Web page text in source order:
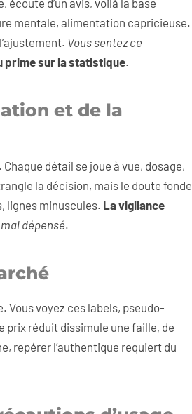
d’un avis, voilà la base
mentale, alimentation capricieuse.
Vous sentez ce
prime sur la statistique.
et de la
détail se joue à vue, dosage,
la décision, mais le doute fonde
lignes minuscules. La vigilance
dépensé.
Vous voyez ces labels, pseudo-
prix réduit dissimule une faille, de
repérer l’authentique requiert du